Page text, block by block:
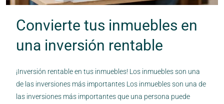
Convierte tus inmuebles en
una inversión rentable
¡Inversión rentable en tus inmuebles! Los inmuebles son una
de las inversiones más importantes Los inmuebles son una de
las inversiones más importantes que una persona puede